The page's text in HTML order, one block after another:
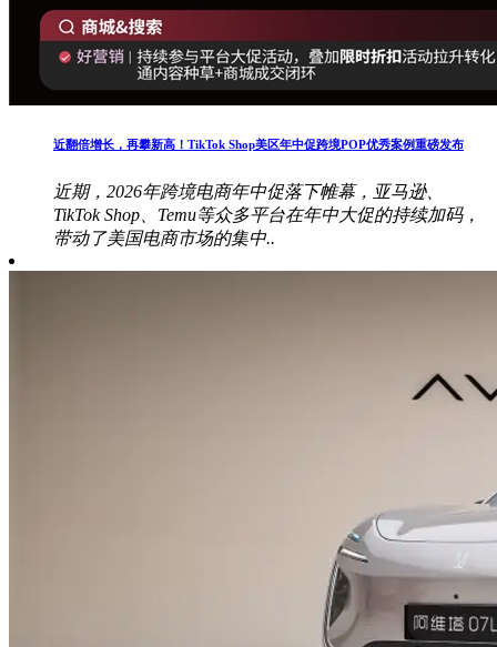
近翻倍增长，再攀新高！TikTok Shop美区年中促跨境POP优秀案例重磅发布
近期，2026年跨境电商年中促落下帷幕，亚马逊、
TikTok Shop、Temu等众多平台在年中大促的持续加码，
带动了美国电商市场的集中..